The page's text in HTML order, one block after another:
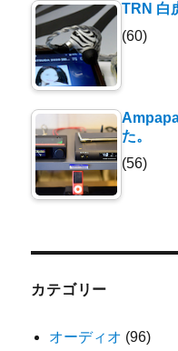
TRN 白
(60)
た。
(56)
カテゴリー
オーディオ (96)